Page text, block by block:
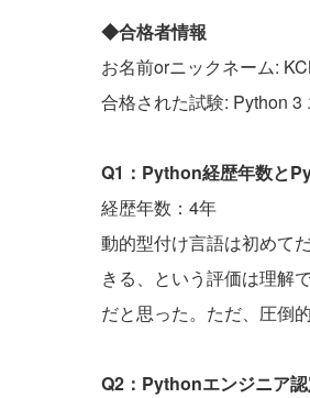
◆合格者情報
お名前orニックネーム:
合格された試験: Python
Q1：Python経歴年数と
経歴年数：4年
動的型付け言語は初めて
きる、という評価は理解
だと思った。ただ、圧倒
Q2：Pythonエンジニア認